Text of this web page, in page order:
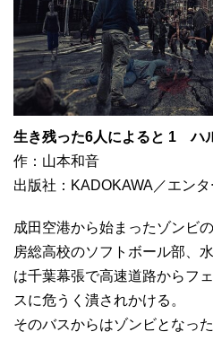
生き残った6人によると 1 ハ
作：山本和音
出版社：KADOKAWA／エン
成田空港から始まったゾンビの
房総高校のソフトボール部、
は千葉幕張で高速道路からフ
スに危うく潰されかける。
そのバスからはゾンビとなっ